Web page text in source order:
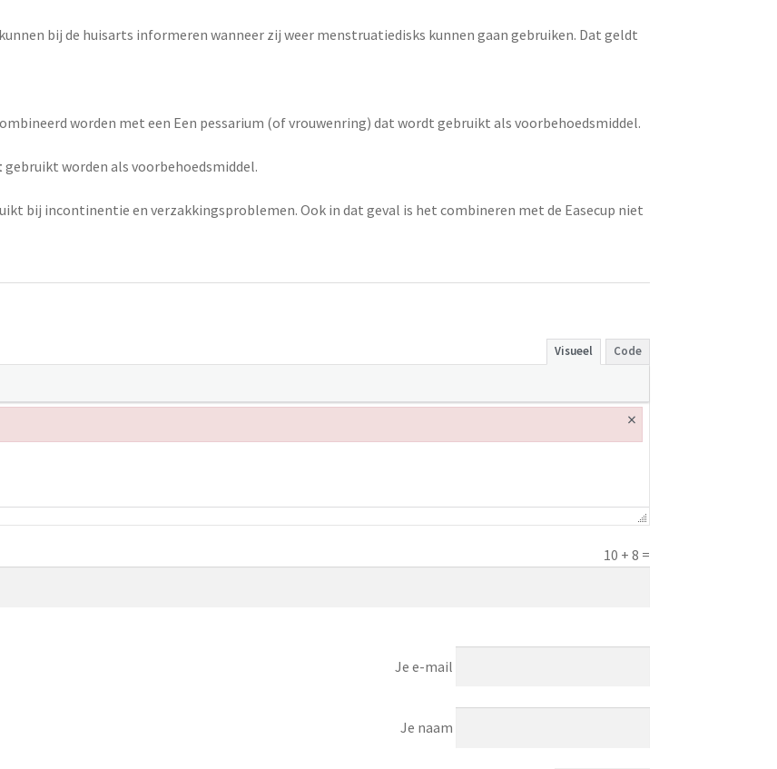
bij de huisarts informeren wanneer zij weer menstruatiedisks kunnen gaan gebruiken. Dat geldt
worden met een Een pessarium (of vrouwenring) dat wordt gebruikt als voorbehoedsmiddel.
gebruikt worden als voorbehoedsmiddel.
bij incontinentie en verzakkingsproblemen. Ook in dat geval is het combineren met de Easecup niet
Visueel Code
10 + 8 =
Je e-mail
Je naam
×